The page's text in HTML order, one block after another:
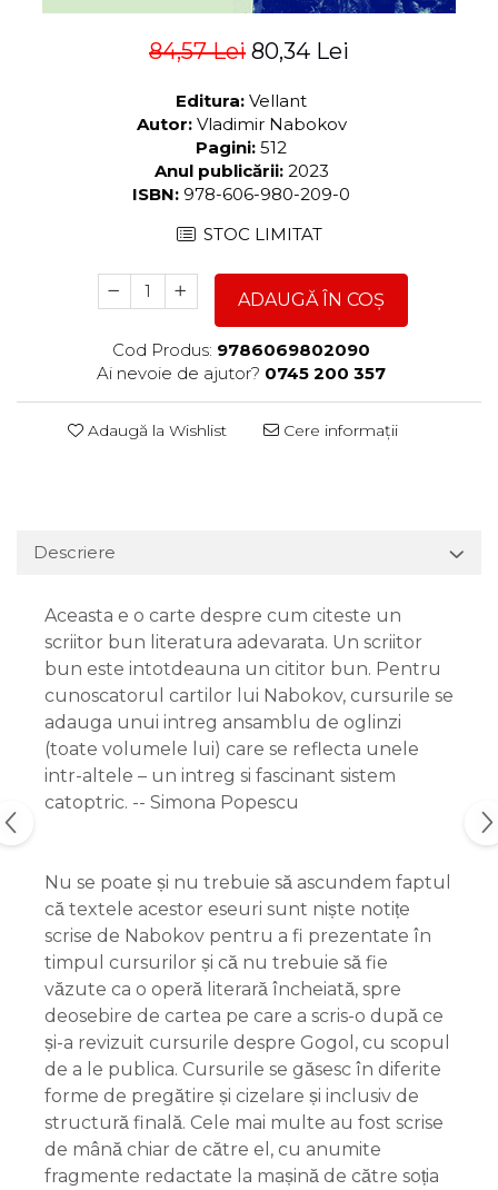
84,57 Lei 80,34 Lei
Editura: Vellant
Autor: Vladimir Nabokov
Pagini: 512
Anul publicării: 2023
ISBN: 978-606-980-209-0
STOC LIMITAT
ADAUGĂ ÎN COȘ
Cod Produs: 9786069802090
Ai nevoie de ajutor? 0745 200 357
Adaugă la Wishlist Cere informații
Descriere
Aceasta e o carte despre cum citeste un
scriitor bun literatura adevarata. Un scriitor
bun este intotdeauna un cititor bun. Pentru
cunoscatorul cartilor lui Nabokov, cursurile se
adauga unui intreg ansamblu de oglinzi
(toate volumele lui) care se reflecta unele
intr-altele – un intreg si fascinant sistem
catoptric. -- Simona Popescu
Nu se poate și nu trebuie să ascundem faptul
că textele acestor eseuri sunt niște notițe
scrise de Nabokov pentru a fi prezentate în
timpul cursurilor și că nu trebuie să fie
văzute ca o operă literară încheiată, spre
deosebire de cartea pe care a scris-o după ce
și-a revizuit cursurile despre Gogol, cu scopul
de a le publica. Cursurile se găsesc în diferite
forme de pregătire și cizelare și inclusiv de
structură finală. Cele mai multe au fost scrise
de mână chiar de către el, cu anumite
fragmente redactate la mașină de către soția